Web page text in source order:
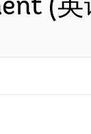
(英